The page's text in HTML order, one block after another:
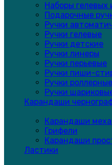
Наборы гелевых
Подарочные
Ручки
Ручки гелевые
Ручки детские
Ручки линеры
Ручки перьевые
Ручки пиши-
Ручки
Ручки
Карандаши
Карандаши
Грифели
Карандаши
Ластики